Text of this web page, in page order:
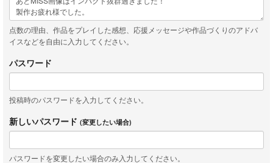
点数の理由、作品をプレイした感想、応援メッセージや作品づくりのアドバ
イスなどを自由に入力してください。
パスワード
投稿時のパスワードを入力してください。
新しいパスワード (変更したい場合)
パスワードを変更したい場合のみ入力してください。